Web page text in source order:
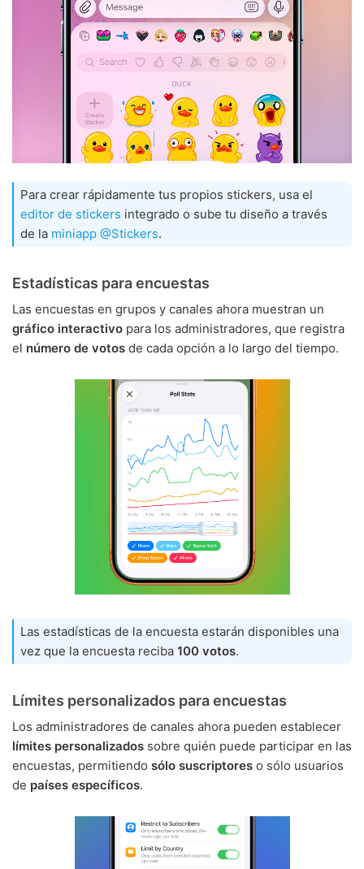
Para crear rápidamente tus propios stickers, usa el
editor de stickers integrado o sube tu diseño a través
de la miniapp @Stickers.
Estadísticas para encuestas
Las encuestas en grupos y canales ahora muestran un
gráfico interactivo para los administradores, que registra
el número de votos de cada opción a lo largo del tiempo.
Las estadísticas de la encuesta estarán disponibles una
vez que la encuesta reciba 100 votos.
Límites personalizados para encuestas
Los administradores de canales ahora pueden establecer
límites personalizados sobre quién puede participar en las
encuestas, permitiendo sólo suscriptores o sólo usuarios
de países específicos.